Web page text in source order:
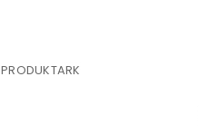
PRODUKTARK